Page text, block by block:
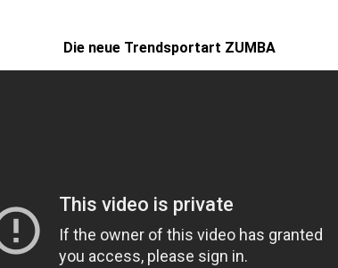
Die neue Trendsportart ZUMBA